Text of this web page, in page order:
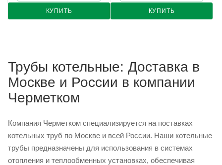
КУПИТЬ КУПИТЬ
Трубы котельные: Доставка в
Москве и России в компании
Черметком
Компания Черметком специализируется на поставках
котельных труб по Москве и всей России. Наши котельные
трубы предназначены для использования в системах
отопления и теплообменных установках, обеспечивая